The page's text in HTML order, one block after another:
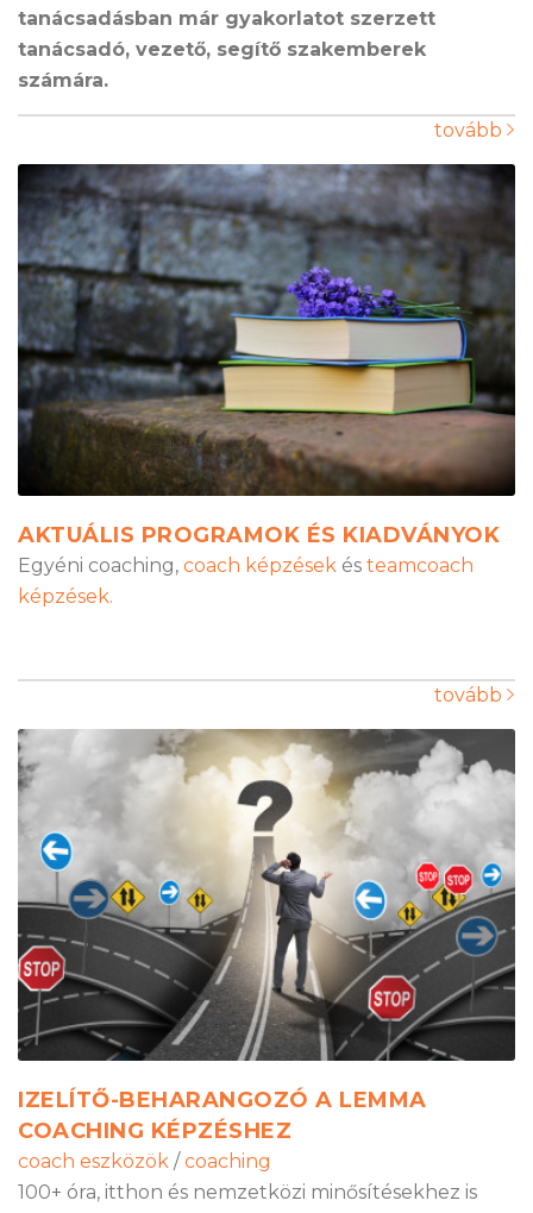
tanácsadásban már gyakorlatot szerzett
tanácsadó, vezető, segítő szakemberek
számára.
tovább
AKTUÁLIS PROGRAMOK ÉS KIADVÁNYOK
Egyéni coaching, coach képzések és teamcoach
képzések.
tovább
IZELÍTŐ-BEHARANGOZÓ A LEMMA
COACHING KÉPZÉSHEZ
coach eszközök / coaching
100+ óra, itthon és nemzetközi minősítésekhez is